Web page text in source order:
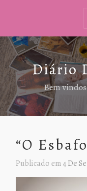
Diário
Bem
“O
Publicado em4 De